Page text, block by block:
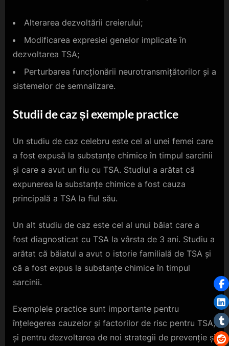
Alterarea dezvoltării creierului;
Modificarea expresiei genelor implicate în
dezvoltarea TSA;
Perturbarea funcționării neurotransmițătorilor și a
sistemelor de semnalizare.
Studii de caz și exemple practice
Un studiu de caz celebru este cel al unei femei care
a fost expusă la substanțe chimice în timpul sarcinii
și care a avut un fiu cu TSA. Studiul a arătat că
expunerea la substanțe chimice a fost cauza
principală a TSA la fiul său.
Un alt studiu de caz este cel al unui băiat care a
fost diagnosticat cu TSA la vârsta de 3 ani. Studiu a
arătat că băiatul a avut o istorie familială de TSA și
că a fost expus la substanțe chimice în timpul
sarcinii.
Exemplele practice sunt importante pentru
înțelegerea cauzelor și factorilor de risc pentru TSA,
și pentru dezvoltarea de noi strategii de prevenție și